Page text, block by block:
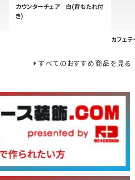
カウンターチェア 白(背もたれ付
き)
カフェ
すべてのおすすめ商品を見る